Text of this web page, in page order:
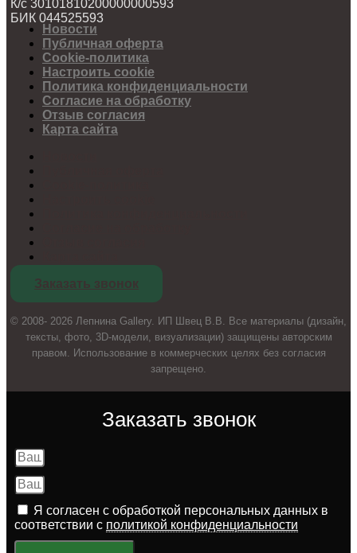
К/с 30101810200000000593
БИК 044525593
Новости
Публичная оферта
Cookie-политика
Настроить cookie
Политика конфиденциальности
Согласие на обработку
Отзыв согласия
Карта сайта
Заказать звонок
© 2008- 2026 Лепнина Gallery. ИП Швец В.В. Все материалы (дизайн,
тексты, фото, 3D-модели, визуализации) защищены авторским
правом. Использование в коммерческих целях без согласия
запрещено.
Заказать звонок
Я согласен с обработкой персональных данных в
соответствии с политикой конфиденциальности